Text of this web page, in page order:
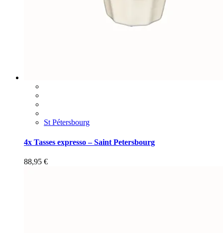
St Pétersbourg
4x Tasses expresso – Saint Petersbourg
88,95 €